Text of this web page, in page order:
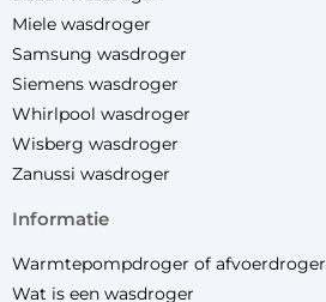
Miele wasdroger
Samsung wasdroger
Siemens wasdroger
Whirlpool wasdroger
Wisberg wasdroger
Zanussi wasdroger
informatie
Warmtepompdroger of afvoerdroger
Wat is een wasdroger